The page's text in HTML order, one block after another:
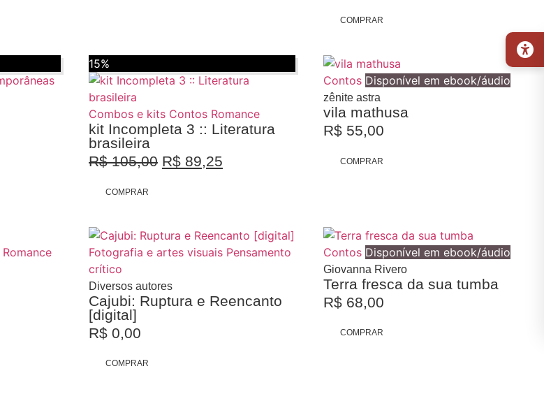
COMPRAR
15%
Combos e kits Contos Romance
kit Incompleta 3 :: Literatura
brasileira
R$105,00 R$ 89,25
COMPRAR
Contos Disponível em ebook/áudio
zênite astra
vila mathusa
R$ 55,00
COMPRAR
Romance Fotografia e artes visuais Pensamento
crítico
Diversos autores
Cajubi: Ruptura e Reencanto
[digital]
R$ 0,00
COMPRAR
Contos Disponível em ebook/áudio
Giovanna Rivero
Terra fresca da sua tumba
R$ 68,00
COMPRAR